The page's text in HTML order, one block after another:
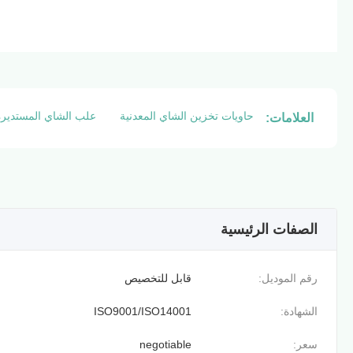
العلامات: حاويات تخزين الشاي المعدنية علب الشاي
الصفات الرئيسية
رقم الموديل: قابل للتخصيص
الشهادة: ISO9001/ISO14001
سعر: negotiable